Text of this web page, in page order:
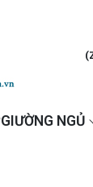
GIƯỜNG NGỦ